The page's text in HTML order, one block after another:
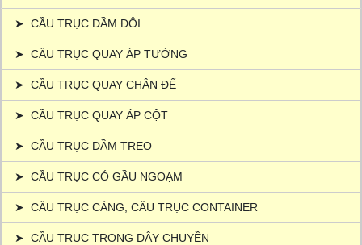
➤ CẦU TRỤC DẦM ĐÔI
➤ CẦU TRỤC QUAY ÁP TƯỜNG
➤ CẦU TRỤC QUAY CHÂN ĐẾ
➤ CẦU TRỤC QUAY ÁP CỘT
➤ CẦU TRỤC DẦM TREO
➤ CẦU TRỤC CÓ GẦU NGOẠM
➤ CẦU TRỤC CẢNG, CẦU TRỤC CONTAINER
➤ CẦU TRỤC TRONG DÂY CHUYỀN